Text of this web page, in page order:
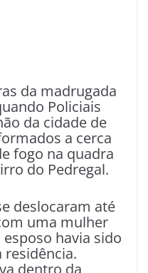
da madrugada
Policiais
da cidade de
a cerca
fogo na quadra
do Pedregal.
deslocaram até
uma mulher
havia sido
residência.